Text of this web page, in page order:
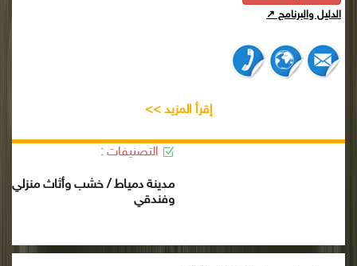
الدليل والبرنامج ↗
إقرأ المزيد >>
التصنيفات :
مدينة دمياط / خشب وأثاث منزلي
وفندقي